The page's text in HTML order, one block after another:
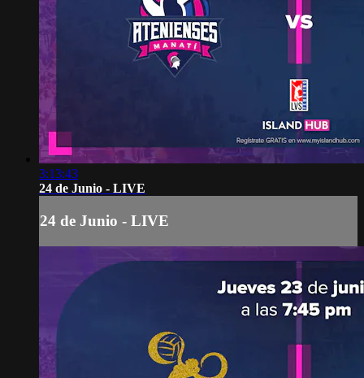
3:13:43
24 de Junio - LIVE
24 de Junio - LIVE